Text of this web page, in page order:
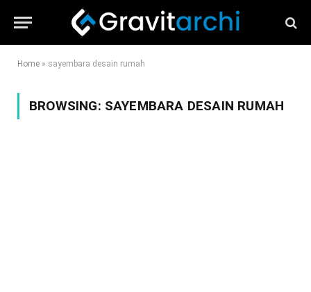
Home » sayembara desain rumah
BROWSING: SAYEMBARA DESAIN RUMAH